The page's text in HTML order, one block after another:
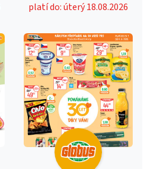
platí do: úterý 18.08.2026